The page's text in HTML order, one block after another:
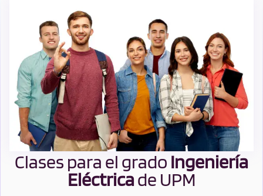
Clases para el grado Ingeniería
Eléctricade UPM